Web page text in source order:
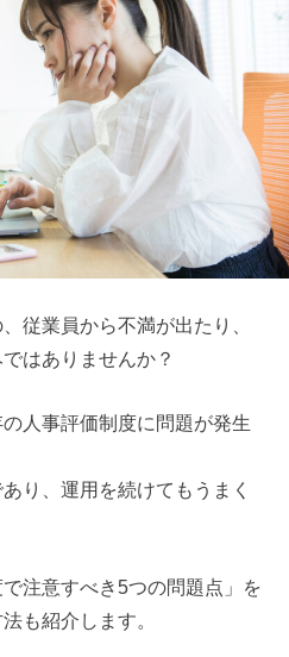
従業員から不満が出たり、
はありませんか？
人事評価制度に問題が発生
り、運用を続けてもうまく
注意すべき5つの問題点」を
も紹介します。